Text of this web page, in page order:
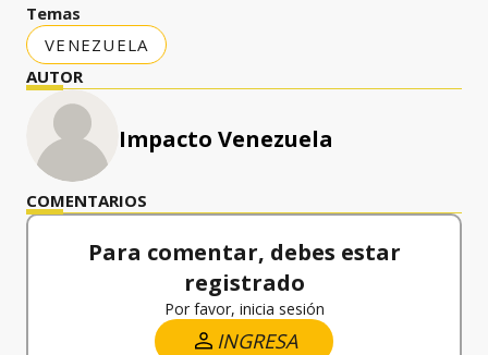
Temas
VENEZUELA
AUTOR
Impacto Venezuela
COMENTARIOS
Para comentar, debes estar
registrado
Por favor, inicia sesión
INGRESA